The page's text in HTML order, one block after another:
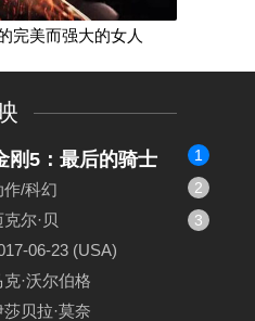
完美而强大的女人
续集导演待定
映观后感
故事，永远讲不腻
的电影致敬
星际迷航》吗？
1
2
3
刚5：最后的骑士
作/科幻
克尔·贝
06-23 (USA)
克·沃尔伯格
莎贝拉·莫奈